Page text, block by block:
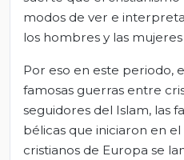
modos de ver e
los hombres y las
Por eso en este periodo,
famosas guerras entre
seguidores del Islam, las
bélicas que iniciaron en
cristianos de Europa se